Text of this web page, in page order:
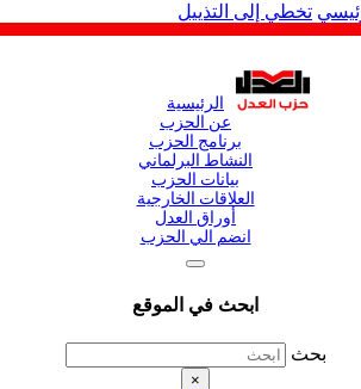
تخطي إلى التذييل
الرئيسية
عن الحزب
برنامج الحزب
النشاط البرلماني
بيانات الحزب
العلاقات الخارجية
أوراق العدل
انضم الي الحزب
ابحث في الموقع